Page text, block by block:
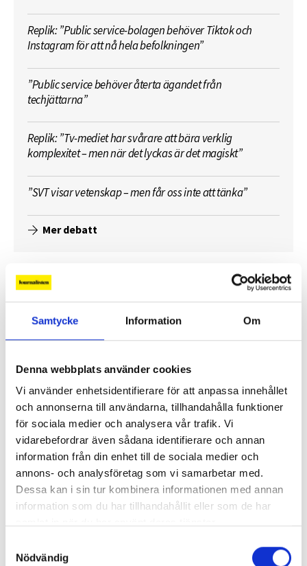
Samtycke Information Om
Denna webbplats använder cookies
Vi använder enhetsidentifierare för att anpassa innehållet
och annonserna till användarna, tillhandahålla funktioner
för sociala medier och analysera vår trafik. Vi
vidarebefordrar även sådana identifierare och annan
information från din enhet till de sociala medier och
annons- och analysföretag som vi samarbetar med.
Dessa kan i sin tur kombinera informationen med annan
information som du har tillhandahållit eller som de har
Nödvändig
Replik: ”Public service-bolagen behöver Tiktok och
Instagram för att nå hela befolkningen”
”Public service behöver återta ägandet från
techjättarna”
Replik: ”Tv-mediet har svårare att bära verklig
komplexitet – men när det lyckas är det magiskt”
”SVT visar vetenskap – men får oss inte att tänka”
Mer debatt
”Jag vill att Mellanöstern ska
kännas nära”
Gilda Hamidi-Nia